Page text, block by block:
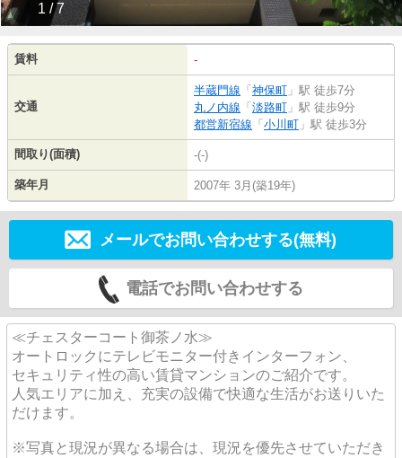
1 / 7
賃料 -
交通
半蔵門線 「 神保町 」駅 徒歩7分
丸ノ内線 「 淡路町 」駅 徒歩9分
都営新宿線 「 小川町 」駅 徒歩3分
間取り(面積) -(-)
築年月 2007年 3月(築19年)
メールでお問い合わせする(無料)
電話でお問い合わせする
≪チェスターコート御茶ノ水≫
オートロックにテレビモニター付きインターフォン、
セキュリティ性の高い賃貸マンションのご紹介です。
人気エリアに加え、充実の設備で快適な生活がお送りいた
だけます。
※写真と現況が異なる場合は、現況を優先させていただき